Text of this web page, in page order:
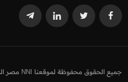
جميع الحقوق محفوظة لموقعنا NNI مصر المعهد القومي للتغذية